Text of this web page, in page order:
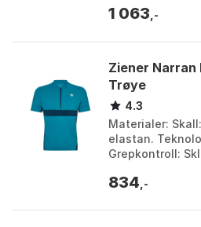
Større...
1 063 ,-
Ziener Narran
Trøye
4.3
Materialer:
elastan.
Grepkontroll:
Skånsom
834 ,-